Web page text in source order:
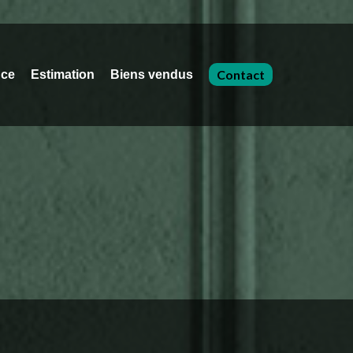
Estimation Biens vendus Contact